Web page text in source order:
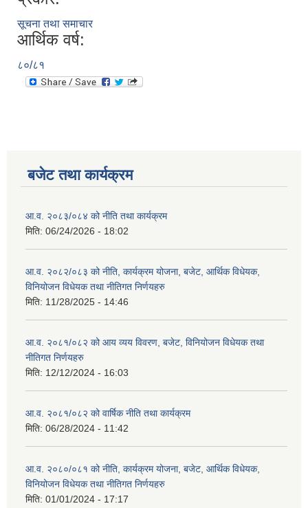
सूचना तथा समाचार
आर्थिक वर्ष:
८०/८१
बजेट तथा कार्यक्रम
आ.व. २०८३/०८४ को नीति तथा कार्यक्रम
मिति: 06/24/2026 - 18:02
आ.व. २०८२/०८३ को नीति, कार्यक्रम योजना, बजेट, आर्थिक विधेयक,
विनियोजन विधेयक तथा नीतिगत निर्णयहरु
मिति: 11/28/2025 - 14:46
आ.व. २०८१/०८२ को आय व्यय विवरण, बजेट, विनियोजन विधेयक तथा
नीतिगत निर्णयहरु
मिति: 12/12/2024 - 16:03
आ.व. २०८१/०८२ को वार्षिक नीति तथा कार्यक्रम
मिति: 06/28/2024 - 11:42
आ.व. २०८०/०८१ को नीति, कार्यक्रम योजना, बजेट, आर्थिक विधेयक,
विनियोजन विधेयक तथा नीतिगत निर्णयहरु
मिति: 01/01/2024 - 17:17